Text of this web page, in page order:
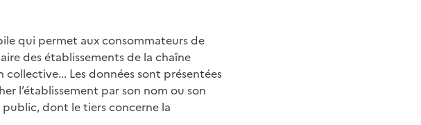
qui permet aux consommateurs de
des établissements de la chaîne
Les données sont présentées
l’établissement par son nom ou son
dont le tiers concerne la